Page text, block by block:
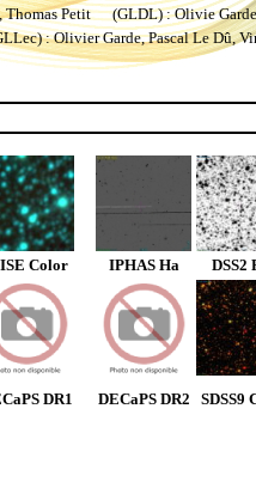
Thomas Petit (GLDL) : Olivie
: Olivier Garde, Pascal Le Dû,
Color IPHAS Ha DSS2
DR1 DECaPS DR2 SDSS9